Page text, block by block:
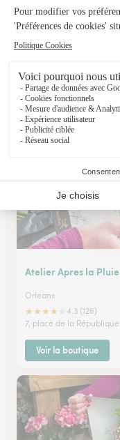
Monceau Fleurs
Orleans
★★★★★4 (160)
1, rue des Carmes
Voir la boutique
Atelier Apres la Pluie
Orleans
★★★★
4.3 (126)
7, place de la République
Voir la boutique